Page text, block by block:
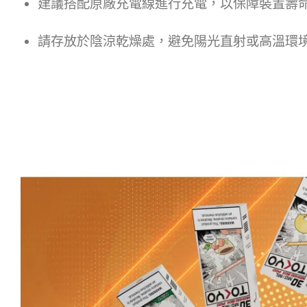
建議搭配原廠充電線進行充電，以保障裝置壽
請存放於陰涼乾燥處，避免陽光直射或高溫環